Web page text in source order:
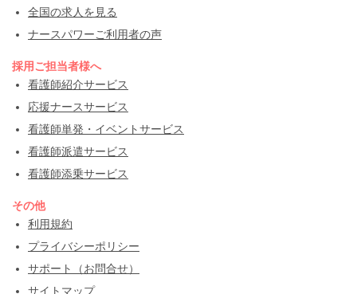
全国の求人を見る
ナースパワーご利用者の声
採用ご担当者様へ
看護師紹介サービス
応援ナースサービス
看護師単発・イベントサービス
看護師派遣サービス
看護師添乗サービス
その他
利用規約
プライバシーポリシー
サポート（お問合せ）
サイトマップ